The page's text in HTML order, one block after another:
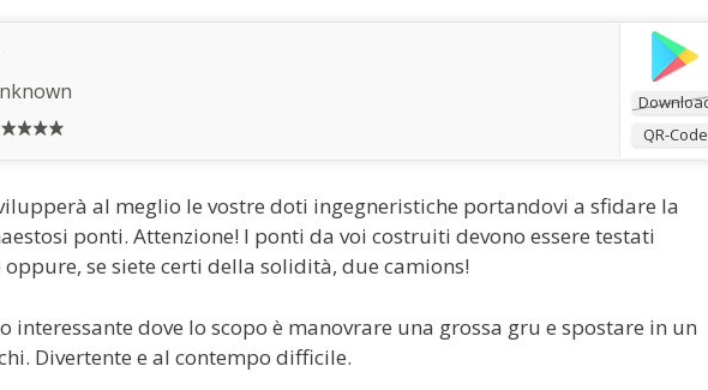
QR-Code
al meglio le vostre doti ingegneristiche portandovi a sfidare la
ponti. Attenzione! I ponti da voi costruiti devono essere testati
se siete certi della solidità, due camions!
interessante dove lo scopo è manovrare una grossa gru e spostare in un
Divertente e al contempo difficile.